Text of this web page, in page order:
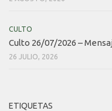
CULTO
Culto 26/07/2026 –
26 JULIO, 2026
ETIQUETAS